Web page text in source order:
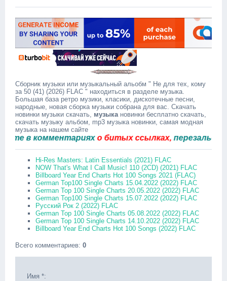
Сборник музыки или музыкальный альобм " Не для тех, кому
за 50 (41) (2026) FLAC " находиться в разделе музыка.
Большая база ретро музики, класики, дискотечные песни,
народные, новая сборка музыки собрана для вас. Скачать
новинки музыки скачать, музыкановинки бесплатно скачать,
скачать музыку альбом, mp3 музыка новинки, самая модная
музыка на нашем сайте
в комментарияхо битых ссылках,перезальём
Hi-Res Masters: Latin Essentials (2021) FLAC
NOW That's What I Call Music! 110 (2CD) (2021) FLAC
Billboard Year End Charts Hot 100 Songs 2021 (FLAC)
German Top100 Single Charts 15.04.2022 (2022) FLAC
German Top 100 Single Charts 20.05.2022 (2022) FLAC
German Top100 Single Charts 15.07.2022 (2022) FLAC
Русский Рок 2 (2022) FLAC
German Top 100 Single Charts 05.08.2022 (2022) FLAC
German Top 100 Single Charts 14.10.2022 (2022) FLAC
Billboard Year End Charts Hot 100 Songs (2022) FLAC
Всего комментариев: 0
Имя *: